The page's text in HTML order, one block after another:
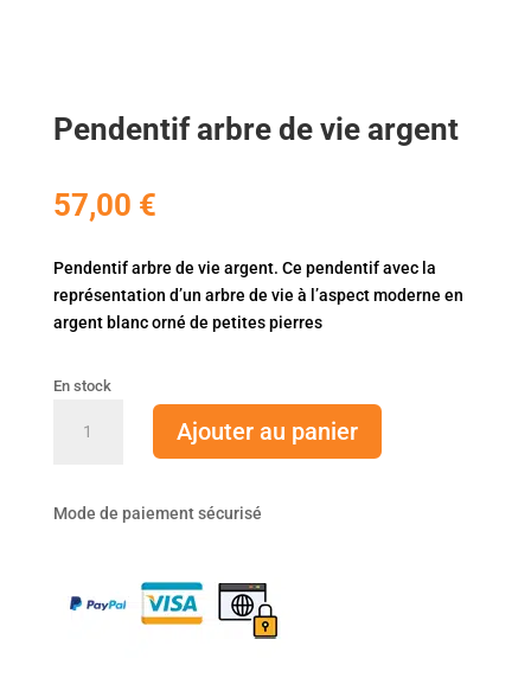
Pendentif arbre de vie argent
57,00 €
Pendentif arbre de vie argent. Ce pendentif avec la
représentation d’un arbre de vie à l’aspect moderne en
argent blanc orné de petites pierres
En stock
de
Ajouter au panier
Mode de paiement sécurisé